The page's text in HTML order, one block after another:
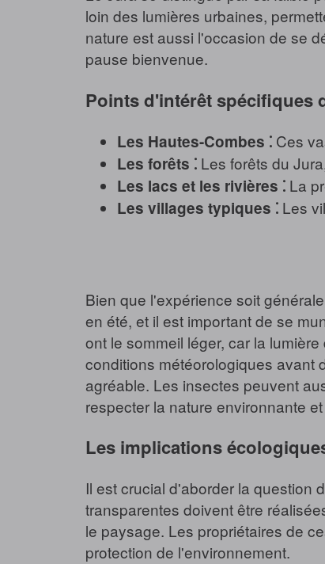
loin des lumières urbaines,
nature est aussi l'occasion de se
pause bienvenue.
Points d'intérêt spécifiques
Les Hautes-Combes ⁚Ces
Les forêts ⁚Les forêts du
Les lacs et les rivières ⁚La
Les villages typiques ⁚Les
Bien que l'expérience soit
en été, et il est important de se
ont le sommeil léger, car la
conditions météorologiques avant
agréable. Les insectes peuvent
respecter la nature environnante
Les implications
Il est crucial d'aborder la question
transparentes doivent être
le paysage. Les propriétaires de
protection de l'environnement.